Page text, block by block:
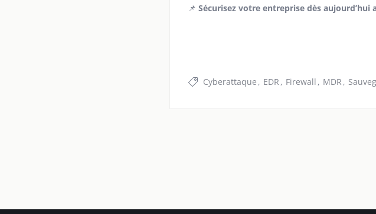
📌 Sécurisez votre entreprise dès aujourd’hui
Cyberattaque EDR Firewall MDR